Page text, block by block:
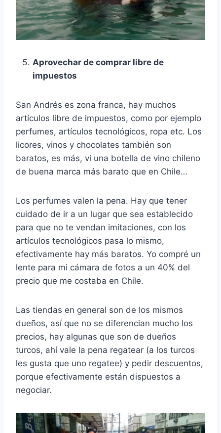
Aprovechar de comprar libre de
impuestos
San Andrés es zona franca, hay muchos
artículos libre de impuestos, como por ejemplo
perfumes, artículos tecnológicos, ropa etc. Los
licores, vinos y chocolates también son
baratos, es más, vi una botella de vino chileno
de buena marca más barato que en Chile…
Los perfumes valen la pena. Hay que tener
cuidado de ir a un lugar que sea establecido
para que no te vendan imitaciones, con los
artículos tecnológicos pasa lo mismo,
efectivamente hay más baratos. Yo compré un
lente para mi cámara de fotos a un 40% del
precio que me costaba en Chile.
Las tiendas en general son de los mismos
dueños, así que no se diferencian mucho los
precios, hay algunas que son de dueños
turcos, ahí vale la pena regatear (a los turcos
les gusta que uno regatee) y pedir descuentos,
porque efectivamente están dispuestos a
negociar.